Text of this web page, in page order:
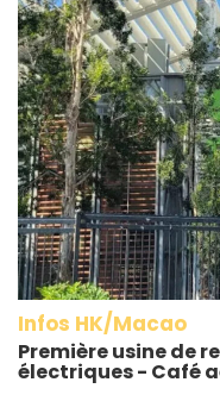
Infos HK/Macao
Première usine de
électriques - Café